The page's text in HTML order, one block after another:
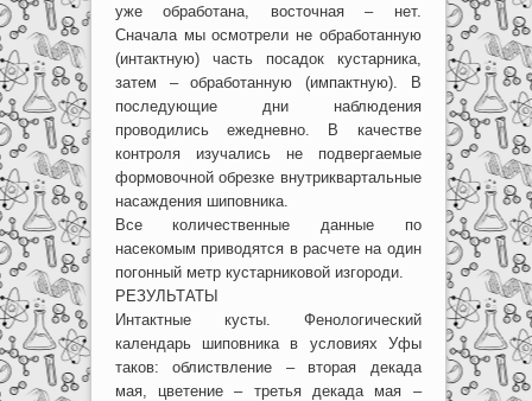
уже обработана, восточная – нет.
Сначала мы осмотрели не обработанную
(интактную) часть посадок кустарника,
затем – обработанную (импактную). В
последующие дни наблюдения
проводились ежедневно. В качестве
контроля изучались не подвергаемые
формовочной обрезке внутриквартальные
насаждения шиповника.
Все количественные данные по
насекомым приводятся в расчете на один
погонный метр кустарниковой изгороди.
РЕЗУЛЬТАТЫ
Интактные кусты. Фенологический
календарь шиповника в условиях Уфы
таков: облиствление – вторая декада
мая, цветение – третья декада мая –